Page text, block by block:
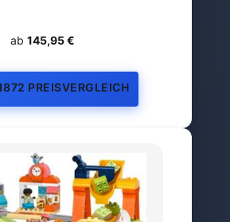
ab 145,95 €
PREISVERGLEICH